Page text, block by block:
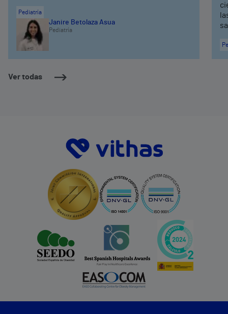
Ver todas
Pediatría
Janire Betolaza Asua
Pediatría